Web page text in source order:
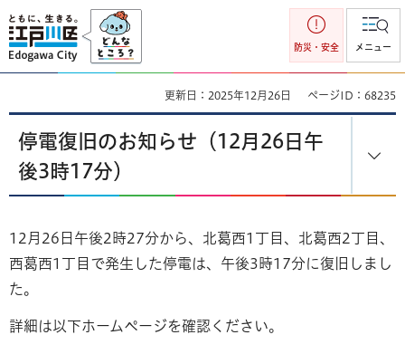
江戸川区
防災・安全 メニュー
更新日：2025年12月26日 ページID：68235
停電復旧のお知らせ（12月26日午
後3時17分）
12月26日午後2時27分から、北葛西1丁目、北葛西2丁目、
西葛西1丁目で発生した停電は、午後3時17分に復旧しまし
た。
詳細は以下ホームページを確認ください。